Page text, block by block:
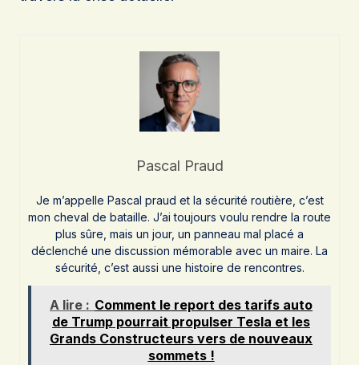
Pascal Praud
Je m’appelle Pascal praud et la sécurité routière, c’est
mon cheval de bataille. J’ai toujours voulu rendre la route
plus sûre, mais un jour, un panneau mal placé a
déclenché une discussion mémorable avec un maire. La
sécurité, c’est aussi une histoire de rencontres.
A lire : Comment le report des tarifs auto
de Trump pourrait propulser Tesla et les
Grands Constructeurs vers de nouveaux
sommets !